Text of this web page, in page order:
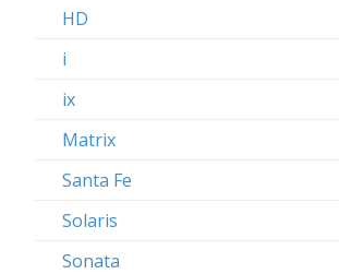
HD
i
ix
Matrix
Santa Fe
Solaris
Sonata